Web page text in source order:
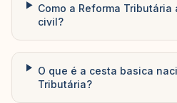
Como a Reforma
civil?
O que é a cesta basica
Tributária?